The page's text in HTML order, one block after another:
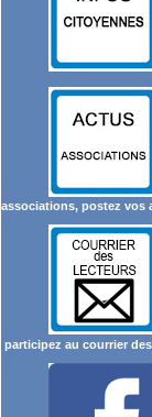
associations, postez vos
participez au courrier